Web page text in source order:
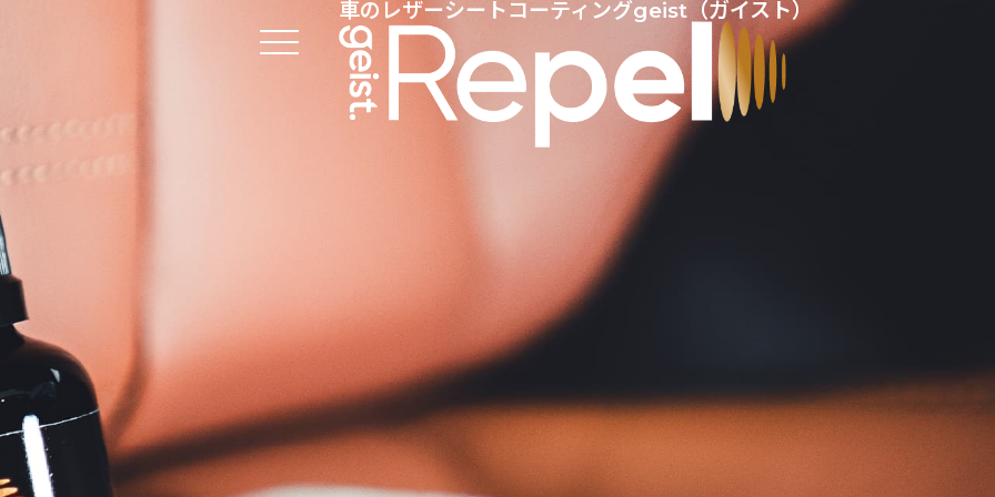
車のレザーシートコーティングgeist（ガイスト）